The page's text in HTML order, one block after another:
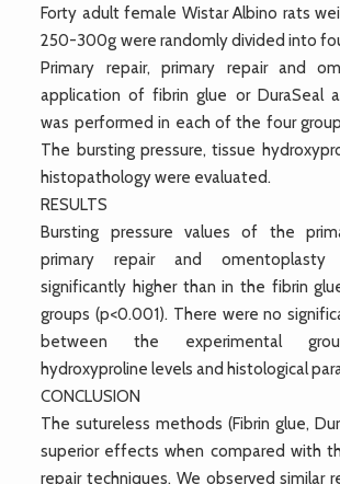
Forty adult female Wistar Albino rats
250-300g were randomly divided into
Primary repair, primary repair and
application of fibrin glue or DuraSeal
was performed in each of the four
The bursting pressure, tissue
histopathology were evaluated.
RESULTS
Bursting pressure values of the
primary repair and omentoplasty
significantly higher than in the fibrin
groups (p<0.001). There were no
between the experimental
hydroxyproline levels and histological
CONCLUSION
The sutureless methods (Fibrin glue,
superior effects when compared with
repair techniques. We observed similar